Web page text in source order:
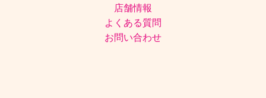
店舗情報
よくある質問
お問い合わせ